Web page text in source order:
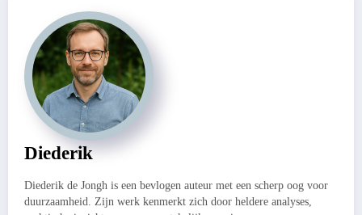
Diederik
Diederik de Jongh is een bevlogen auteur met een scherp oog voor
duurzaamheid. Zijn werk kenmerkt zich door heldere analyses,